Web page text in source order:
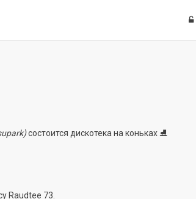
состоится дискотека на коньках ⛸️
Raudtee 73.